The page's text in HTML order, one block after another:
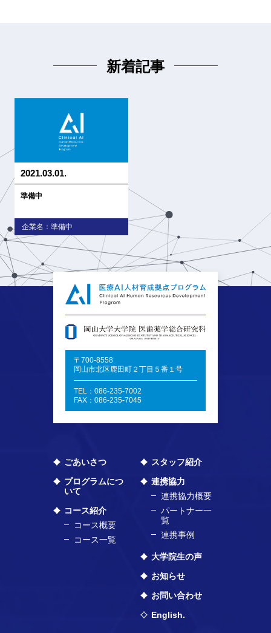
新着記事
2021.03.01.
準備中
企業名：準備中
〒700-8558
岡山市北区鹿田町２丁目５番１号
TEL：086-235-7002
FAX：086-235-7045
ごあいさつ
プログラムにつ
いて
コース紹介
コース概要
コース一覧
スタッフ紹介
連携協力
連携協力概要
パートナー一
覧
連携事例
大学院生の声
お知らせ
お問い合わせ
English.